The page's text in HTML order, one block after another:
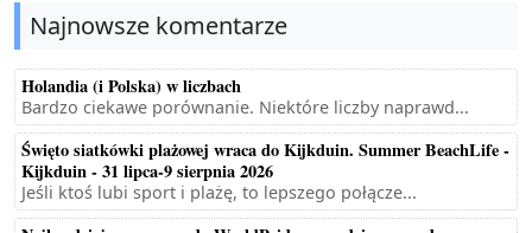
Najnowsze komentarze
Holandia (i Polska) w liczbach
Bardzo ciekawe porównanie. Niektóre liczby naprawd...
Święto siatkówki plażowej wraca do Kijkduin. Summer BeachLife -
Kijkduin - 31 lipca-9 sierpnia 2026
Jeśli ktoś lubi sport i plażę, to lepszego połącze...